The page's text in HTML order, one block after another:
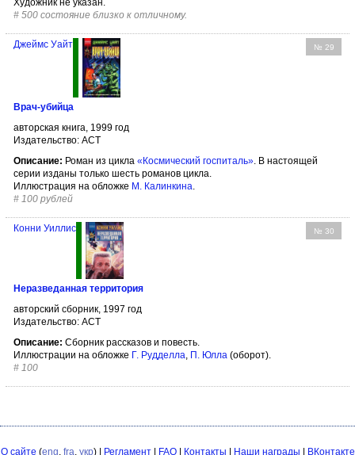
Художник не указан.
# 500 состояние близко к отличному.
№ 29
Джеймс Уайт
Врач-убийца
авторская книга, 1999 год
Издательство: АСТ
Описание: Роман из цикла «Космический госпиталь» . В настоящей
серии изданы только шесть романов цикла.
Иллюстрация на обложке М. Калинкина
# 100 рублей
№ 30
Конни Уиллис
Неразведанная территория
авторский сборник, 1997 год
Издательство: АСТ
Описание: Сборник рассказов и повесть.
Иллюстрации на обложке Г. Рудделла, П. Юлла (оборот).
# 100
О сайте (eng, fra, укр) | Регламент| FAQ| Контакты Наши награды ВКонтакте